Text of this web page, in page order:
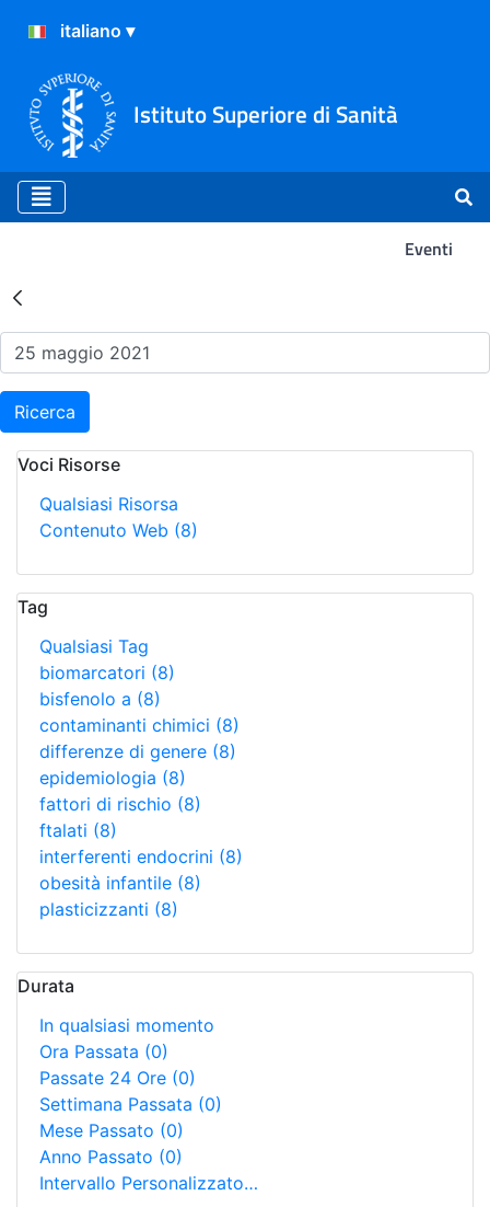
Istituto Superiore di Sanità
Eventi
Risultati della Ricerca -
Ricerca
Voci Risorse
Qualsiasi Risorsa
Contenuto Web (8)
Tag
Qualsiasi Tag
biomarcatori (8)
bisfenolo a (8)
contaminanti chimici (8)
differenze di genere (8)
epidemiologia (8)
fattori di rischio (8)
ftalati (8)
interferenti endocrini (8)
obesità infantile (8)
plasticizzanti (8)
Durata
In qualsiasi momento
Ora Passata (0)
Passate 24 Ore (0)
Settimana Passata (0)
Mese Passato (0)
Anno Passato (0)
Intervallo Personalizzato…